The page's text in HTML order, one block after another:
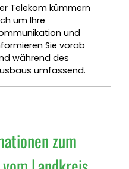
Telekom kümmern
um Ihre
und
Sie vorab
während des
umfassend.
zum